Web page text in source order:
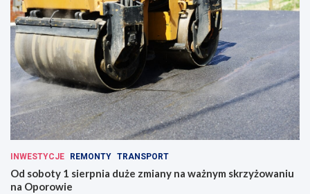
INWESTYCJE REMONTY TRANSPORT
Od soboty 1 sierpnia duże zmiany na ważnym skrzyżowaniu
na Oporowie